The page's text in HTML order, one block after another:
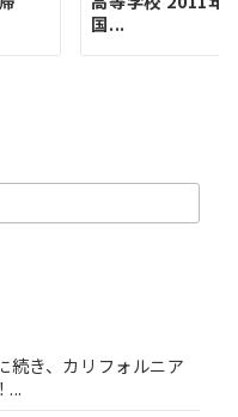
国...
続き、カリフォルニア
...